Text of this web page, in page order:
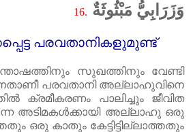
16. وَزَرَابِيُّ مَبْثُوثَةٌ
പരവതാനികളുമുണ്ട്‌
സുഖത്തിനും വേണ്ടി
പരവതാനി അല്ലാഹുവിനെ
ക്രമീകരണം പാലിച്ചും ജീവിത
അടിമകൾക്കായി അല്ലാഹു ഒരു
ഒരു കാതും കേട്ടിട്ടില്ലാത്തതും